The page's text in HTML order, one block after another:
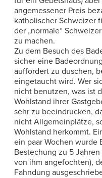
angemessener Preis
katholischer Schweizer
der „normale“
zu machen.
Zu dem Besuch des
sicher eine
auffordert zu duschen,
eingetaucht wird. Wer
nicht benutzen, was ist
Wohlstand ihrer
sehr zu beeindrucken,
nicht Allgemeinplätze,
Wohlstand herkommt.
ein paar Wochen wurde
Bestechung zu 5
von ihm angefochten),
Fahndung